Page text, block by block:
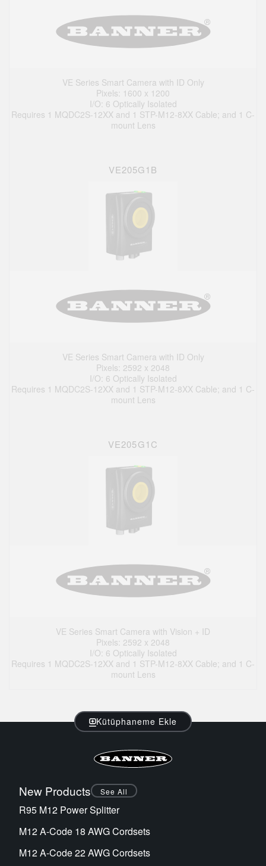
VE Series Smart Camera with ID Only
Pixels: 1600 x 1200
I/O: 6 Optically Isolated
Requires 1 MQDC2S-12XX and 1 STP-M12-8XX Cable; and 1 C-
mount Lens
VE205G1B
VE Series Smart Camera with ID Only
Pixels: 2592 x 2048
I/O: 6 Optically Isolated
Requires 1 MQDC2S-12XX and 1 STP-M12-8XX Cable; and 1 C-
mount Lens
VE205G1C
VE Series Smart Camera with Vision + ID
Pixels: 2592 x 2048
I/O: 6 Optically Isolated
Requires 1 MQDC2S-12XX and 1 STP-M12-8XX Cable; and 1 C-
mount Lens
Kütüphaneme Ekle
New Products See All
R95 M12 Power Splitter
M12 A-Code 18 AWG Cordsets
M12 A-Code 22 AWG Cordsets